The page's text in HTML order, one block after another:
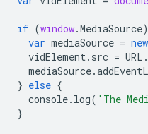
if (window.MediaSource)
var mediaSource = new
vidElement. src = URL .
mediaSource.
} else {
console. log( 'The
}